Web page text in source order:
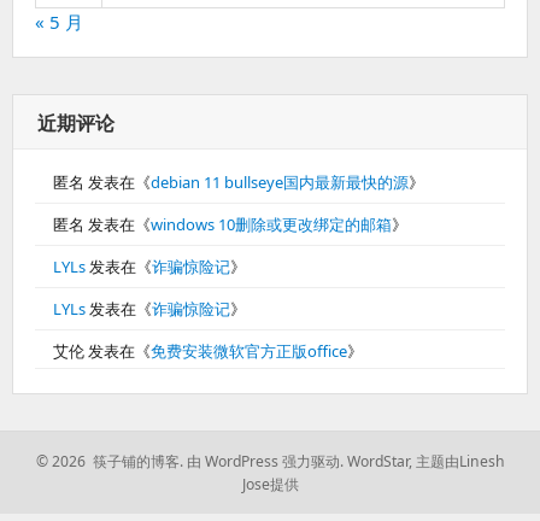
« 5 月
近期评论
匿名 发表在《debian 11 bullseye国内最新最快的源》
匿名 发表在《windows 10删除或更改绑定的邮箱》
LYLs发表在《诈骗惊险记》
LYLs发表在《诈骗惊险记》
艾伦发表在《免费安装微软官方正版office》
© 2026 筷子铺的博客. 由 WordPress 强力驱动. WordStar, 主题由Linesh
Jose提供